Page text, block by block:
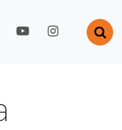
RMC
YOUTUBE RMC